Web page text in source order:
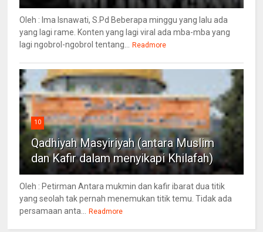
Oleh : Ima Isnawati, S.Pd Beberapa minggu yang lalu ada
yang lagi rame. Konten yang lagi viral ada mba-mba yang
lagi ngobrol-ngobrol tentang... Readmore
10
Qadhiyah Masyiriyah (antara Muslim
dan Kafir dalam menyikapi Khilafah)
Oleh : Petirman Antara mukmin dan kafir ibarat dua titik
yang seolah tak pernah menemukan titik temu. Tidak ada
persamaan anta... Readmore